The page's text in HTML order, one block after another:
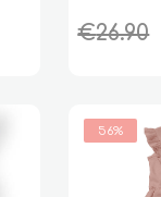
επιλογές
στη
σελίδα
€26.90
56%